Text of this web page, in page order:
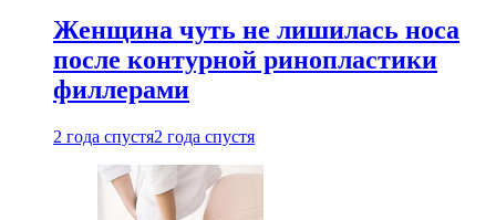
Женщина чуть не лишилась носа
после контурной ринопластики
филлерами
2 года спустя2 года спустя